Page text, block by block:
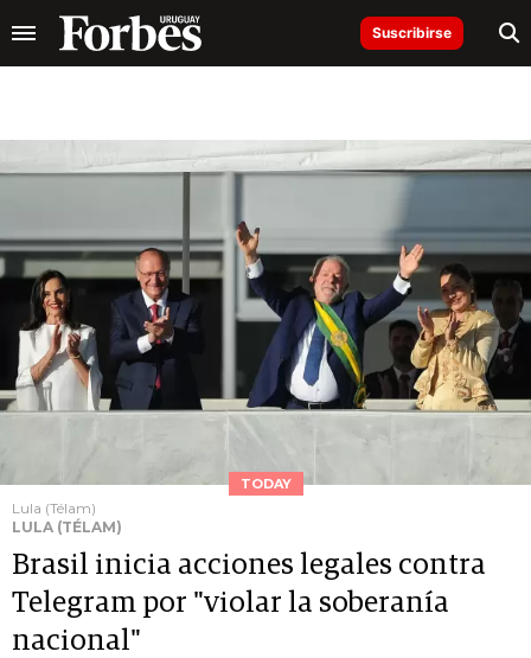
Suscribirse
TODAY
Lula (Télam)
LULA (TÉLAM)
Brasil inicia acciones legales contra
Telegram por "violar la soberanía
nacional"